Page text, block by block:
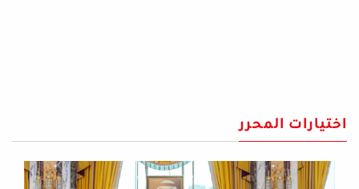
اختيارات المحرر